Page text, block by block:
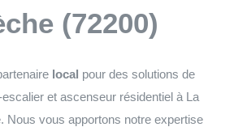
(72200)
local pour des solutions de
et ascenseur résidentiel à La
Nous vous apportons notre expertise